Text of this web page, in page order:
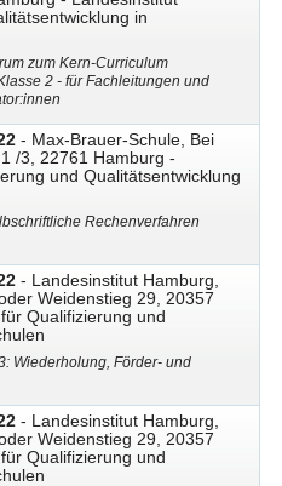
in
zum Kern-Curriculum
2 - für Fachleitungen und
​:innen
- Max-Brauer-Schule, Bei
/3, 22761 Hamburg -
und Qualitätsentwicklung
Rechenverfahren
- Landesinstitut Hamburg,
Weidenstieg 29, 20357
Qualifizierung und
Wiederholung, Förder- und
- Landesinstitut Hamburg,
Weidenstieg 29, 20357
Qualifizierung und